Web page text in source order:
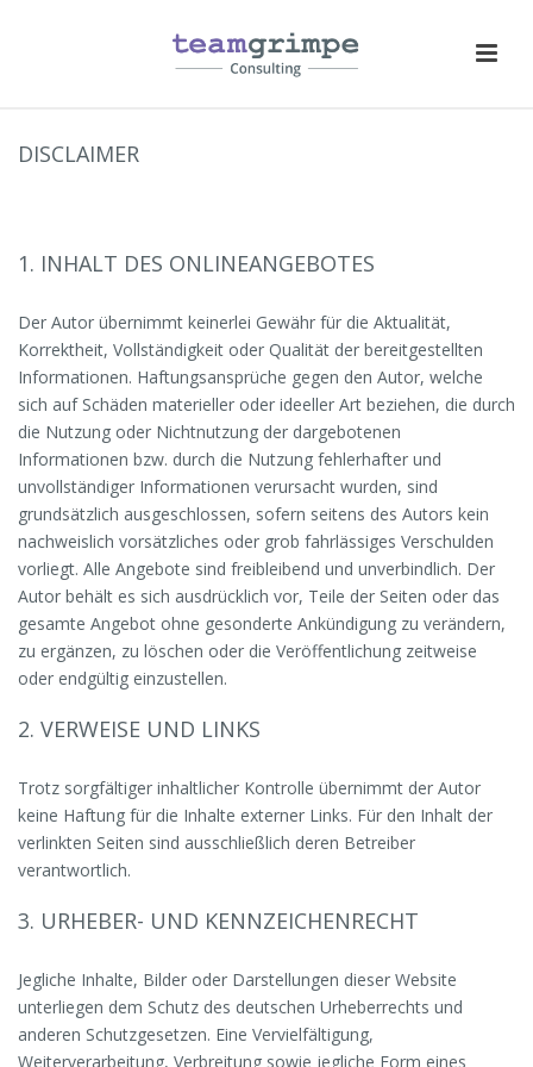
DISCLAIMER
1. INHALT DES ONLINEANGEBOTES
Der Autor übernimmt keinerlei Gewähr für die Aktualität,
Korrektheit, Vollständigkeit oder Qualität der bereitgestellten
Informationen. Haftungsansprüche gegen den Autor, welche
sich auf Schäden materieller oder ideeller Art beziehen, die durch
die Nutzung oder Nichtnutzung der dargebotenen
Informationen bzw. durch die Nutzung fehlerhafter und
unvollständiger Informationen verursacht wurden, sind
grundsätzlich ausgeschlossen, sofern seitens des Autors kein
nachweislich vorsätzliches oder grob fahrlässiges Verschulden
vorliegt. Alle Angebote sind freibleibend und unverbindlich. Der
Autor behält es sich ausdrücklich vor, Teile der Seiten oder das
gesamte Angebot ohne gesonderte Ankündigung zu verändern,
zu ergänzen, zu löschen oder die Veröffentlichung zeitweise
oder endgültig einzustellen.
2. VERWEISE UND LINKS
Trotz sorgfältiger inhaltlicher Kontrolle übernimmt der Autor
keine Haftung für die Inhalte externer Links. Für den Inhalt der
verlinkten Seiten sind ausschließlich deren Betreiber
verantwortlich.
3. URHEBER- UND KENNZEICHENRECHT
Jegliche Inhalte, Bilder oder Darstellungen dieser Website
unterliegen dem Schutz des deutschen Urheberrechts und
anderen Schutzgesetzen. Eine Vervielfältigung,
Weiterverarbeitung, Verbreitung sowie jegliche Form eines